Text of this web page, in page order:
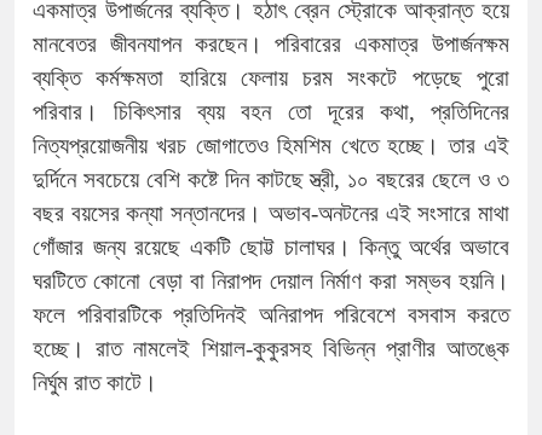
একমাত্র উপার্জনের ব্যক্তি। হঠাৎ ব্রেন স্ট্রোকে আক্রান্ত হয়ে
মানবেতর জীবনযাপন করছেন। পরিবারের একমাত্র উপার্জনক্ষম
ব্যক্তি কর্মক্ষমতা হারিয়ে ফেলায় চরম সংকটে পড়েছে পুরো
পরিবার। চিকিৎসার ব্যয় বহন তো দূরের কথা, প্রতিদিনের
নিত্যপ্রয়োজনীয় খরচ জোগাতেও হিমশিম খেতে হচ্ছে। তার এই
দুর্দিনে সবচেয়ে বেশি কষ্টে দিন কাটছে স্ত্রী, ১০ বছরের ছেলে ও ৩
বছর বয়সের কন্যা সন্তানদের। অভাব-অনটনের এই সংসারে মাথা
গোঁজার জন্য রয়েছে একটি ছোট্ট চালাঘর। কিন্তু অর্থের অভাবে
ঘরটিতে কোনো বেড়া বা নিরাপদ দেয়াল নির্মাণ করা সম্ভব হয়নি।
ফলে পরিবারটিকে প্রতিদিনই অনিরাপদ পরিবেশে বসবাস করতে
হচ্ছে। রাত নামলেই শিয়াল-কুকুরসহ বিভিন্ন প্রাণীর আতঙ্কে
নির্ঘুম রাত কাটে।